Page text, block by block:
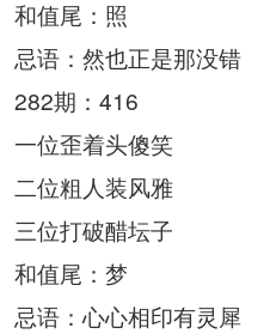
和值尾：照
忌语：然也正是那没错
282期：416
一位歪着头傻笑
二位粗人装风雅
三位打破醋坛子
和值尾：梦
忌语：心心相印有灵犀